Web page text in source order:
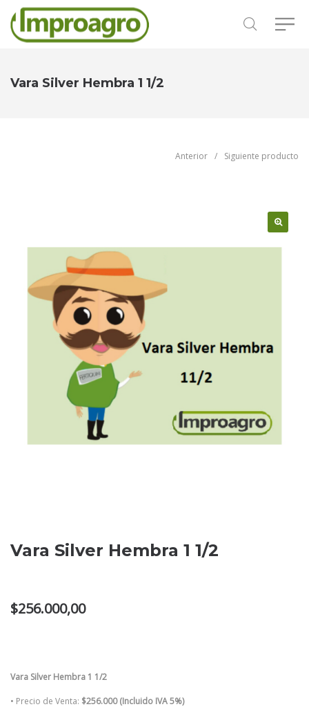
Vara Silver Hembra 1 1/2
Anterior / Siguiente producto
Vara Silver Hembra 1 1/2
$256.000,00
Vara Silver Hembra 1 1/2
• Precio de Venta: $256.000 (Incluido IVA 5%)